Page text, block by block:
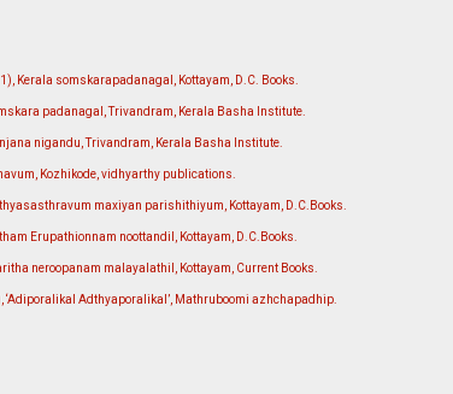
Kerala somskarapadanagal, Kottayam, D.C. Books.
padanagal, Trivandram, Kerala Basha Institute.
nigandu, Trivandram, Kerala Basha Institute.
Kozhikode, vidhyarthy publications.
maxiyan parishithiyum, Kottayam, D.C.Books.
Erupathionnam noottandil, Kottayam, D.C.Books.
neroopanam malayalathil, Kottayam, Current Books.
‘Adiporalikal Adthyaporalikal’, Mathruboomi azhchapadhip.